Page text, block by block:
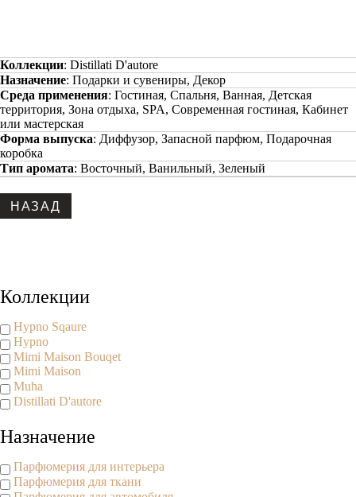
Коллекции: Distillati D'autore
Назначение: Подарки и сувениры, Декор
Среда применения: Гостиная, Спальня, Ванная, Детская
территория, Зона отдыха, SPA, Современная гостиная, Кабинет
или мастерская
Форма выпуска: Диффузор, Запасной парфюм, Подарочная
коробка
Тип аромата: Восточный, Ванильный, Зеленый
Коллекции
Hypno Sqaure
Hypno
Mimi Maison Bouqet
Mimi Maison
Muha
Distillati D'autore
Назначение
Парфюмерия для интерьера
Парфюмерия для ткани